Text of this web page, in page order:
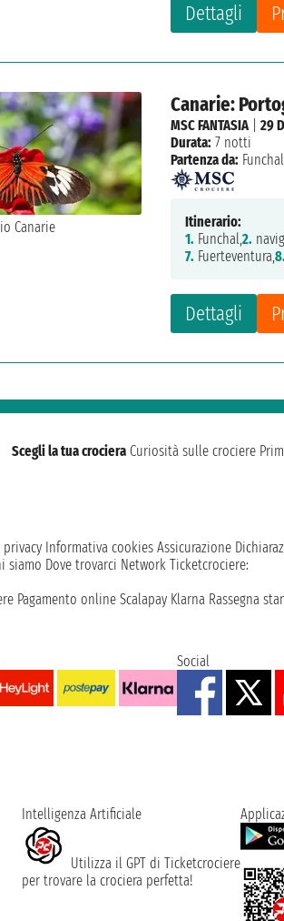
Dettagli
Canarie:
Dettagli
MSC FANTASIA|29
Durata: 7 notti
Partenza da: Funchal
Itinerario:
1. Funchal,2.
7. Fuerteventura,8.
Scegli la tua crociera Curiosità sulle crociere
privacy Informativa cookies Assicurazione
siamo Dove trovarci Network Ticketcrociere:
Pagamento online Scalapay Klarna Rassegna
Social
Intelligenza Artificiale
Utilizza il GPT di Ticketcrociere
per trovare la crociera perfetta!